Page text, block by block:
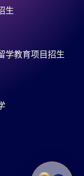
生
学教育项目招生